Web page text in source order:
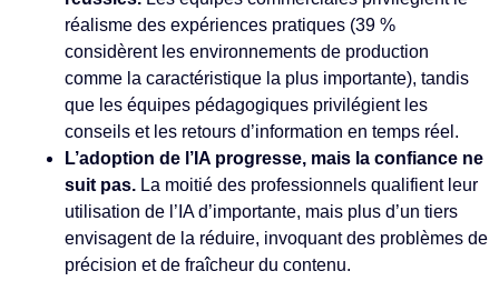
réalisme des expériences pratiques (39 %
considèrent les environnements de production
comme la caractéristique la plus importante), tandis
que les équipes pédagogiques privilégient les
conseils et les retours d’information en temps réel.
L’adoption de l’IA progresse, mais la confiance ne
suit pas. La moitié des professionnels qualifient leur
utilisation de l’IA d’importante, mais plus d’un tiers
envisagent de la réduire, invoquant des problèmes de
précision et de fraîcheur du contenu.